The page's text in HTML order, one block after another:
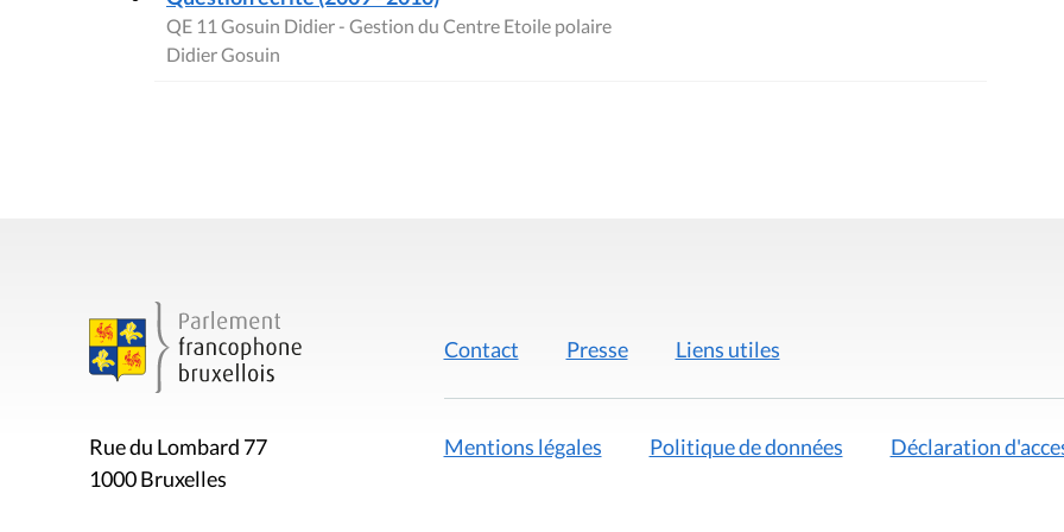
QE 11 Gosuin Didier - Gestion du Centre Etoile polaire
Didier Gosuin
Rue du Lombard 77
1000 Bruxelles
Contact Presse Liens utiles
Mentions légales Politique de données Déclaration